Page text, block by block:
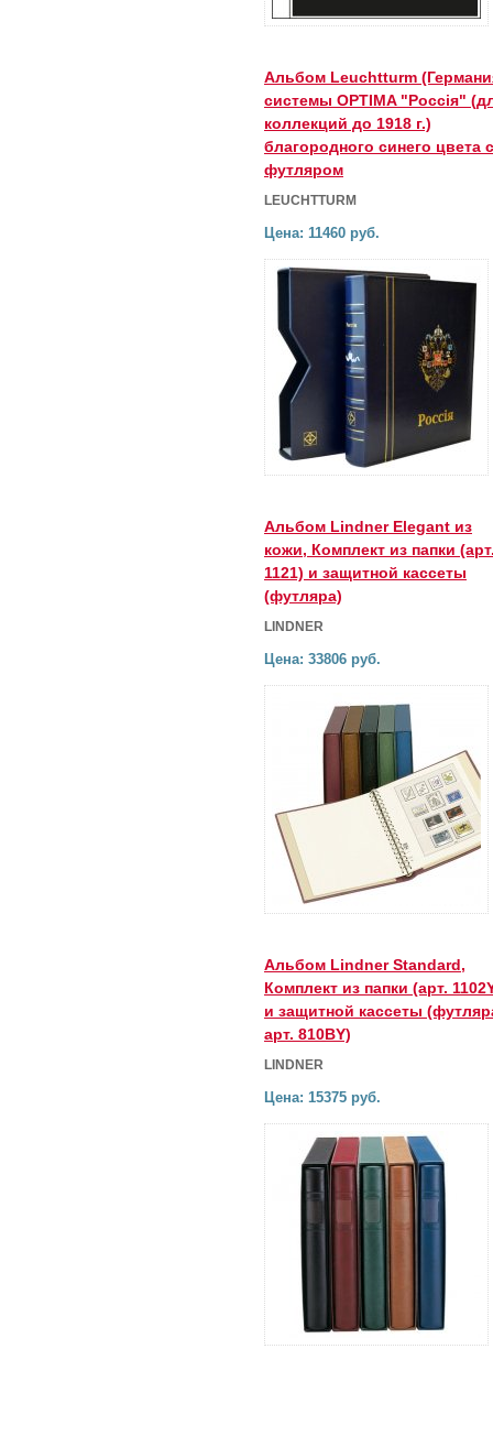
Альбом Leuchtturm
системы OPTIMA "Россiя"
коллекций до 1918 г.)
благородного синего цвета с
футляром
LEUCHTTURM
Цена: 11460 руб.
Альбом Lindner Elegant из
кожи, Комплект из папки
1121) и защитной кассеты
(футляра)
LINDNER
Цена: 33806 руб.
Альбом Lindner Standard,
Комплект из папки (арт.
и защитной кассеты
арт. 810BY)
LINDNER
Цена: 15375 руб.